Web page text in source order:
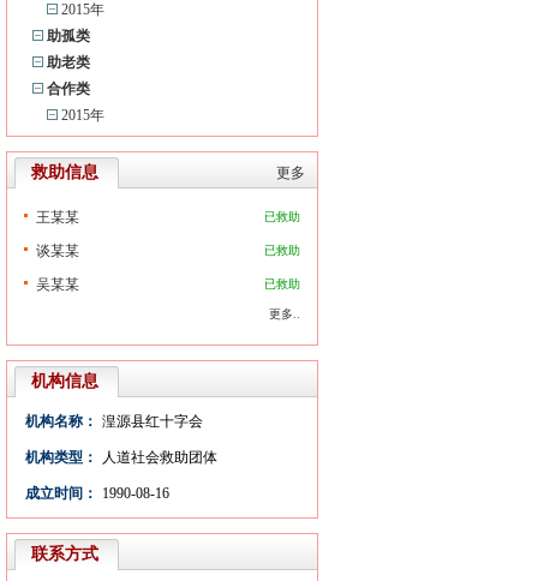
2015年
助孤类
助老类
合作类
2015年
更多
救助信息
已救助
王某某
已救助
谈某某
已救助
吴某某
更多..
机构信息
机构名称： 湟源县红十字会
机构类型： 人道社会救助团体
成立时间： 1990-08-16
联系方式